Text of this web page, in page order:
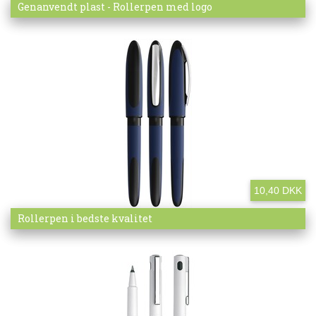
Genanvendt plast - Rollerpen med logo
Mere info
10,40 DKK
Rollerpen i bedste kvalitet
Mere info